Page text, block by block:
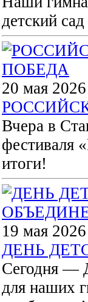
детский
20 мая 2026
Вчера в
фестиваля
итоги!
19 мая 2026
ДЕНЬ
Сегодня —
для наших